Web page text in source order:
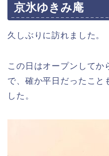
京氷ゆきみ庵
久しぶりに訪れました。
この日はオープンしてか
で、確か平日だったこと
した。